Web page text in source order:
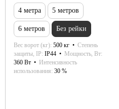
4 метра 5 метров
6 метров Без рейки
Вес ворот (кг) 500 кг
Степень
защиты, IP IP44
Мощность, Вт
360 Вт
Интенсивность
использования 30 %